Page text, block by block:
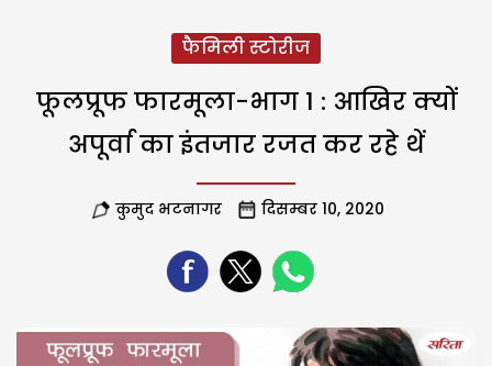
फैमिली स्टोरीज
फूलप्रूफ फारमूला-भाग 1 : आखिर क्यों
अपूर्वा का इंतजार रजत कर रहे थें
कुमुद भटनागर दिसम्बर 10, 2020